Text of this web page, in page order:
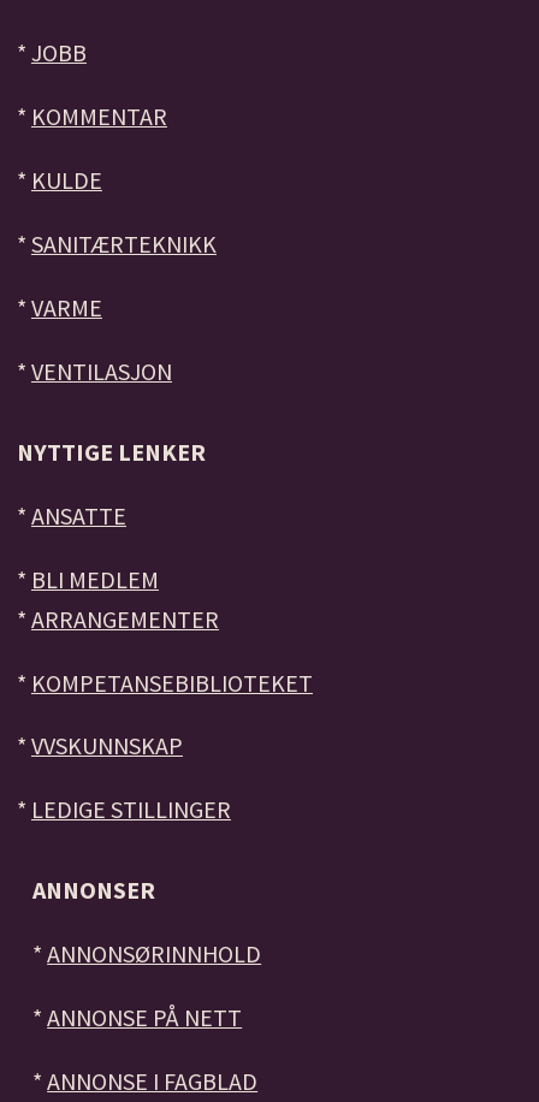
* JOBB
* KOMMENTAR
* KULDE
* SANITÆRTEKNIKK
* VARME
* VENTILASJON
NYTTIGE LENKER
* ANSATTE
* BLI MEDLEM
* ARRANGEMENTER
* KOMPETANSEBIBLIOTEKET
* VVSKUNNSKAP
* LEDIGE STILLINGER
ANNONSER
*ANNONSØRINNHOLD
*ANNONSE PÅ NETT
*ANNONSE I FAGBLAD